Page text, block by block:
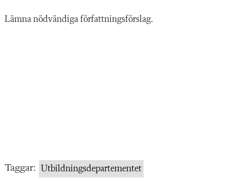
Lämna nödvändiga författningsförslag.
Taggar: Utbildningsdepartementet